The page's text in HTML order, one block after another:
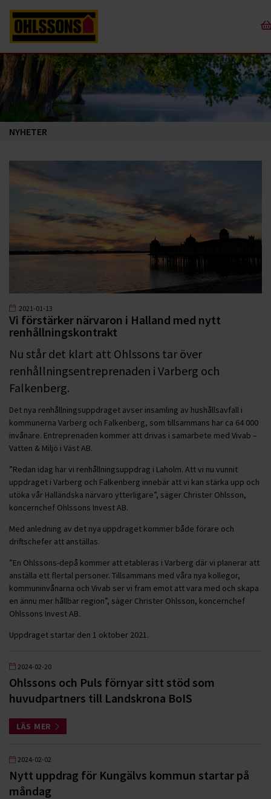
NYHETER
2021-01-13
Vi förstärker närvaron i Halland med nytt
renhållningskontrakt
Nu står det klart att Ohlssons tar över
renhållningsentreprenaden i Varberg och
Falkenberg.
Det nya renhållningsuppdraget avser insamling av hushållsavfall i
kommunerna Varberg och Falkenberg, som tillsammans har ca 64 000
invånare. Entreprenaden kommer att drivas i samarbete med Vivab –
Vatten & Miljö i Väst AB.
”Redan idag har vi renhållningsuppdrag i Laholm. Att vi nu vunnit
uppdraget i Varberg och Falkenberg innebär att vi kan stärka upp och
utöka vår Halländska närvaro ytterligare”, säger Christer Ohlsson,
koncernchef Ohlssons Invest AB.
Med anledning av det nya uppdraget kommer både förare och
driftschefer att anställas.
”En Ohlssons-depå kommer att etableras i Varberg där vi planerar att
anställa ett flertal personer. Tillsammans med våra nya kollegor,
kommuninvånarna och Vivab ser vi fram emot att vara med och skapa
en ännu mer hållbar region”, säger Christer Ohlsson, koncernchef
Ohlssons Invest AB.
Uppdraget startar den 1 oktober 2021.
2024-02-20
Ohlssons och Puls förnyar sitt stöd som
huvudpartners till Landskrona BoIS
LÄS MER
2024-02-02
Nytt uppdrag för Kungälvs kommun startar på
måndag